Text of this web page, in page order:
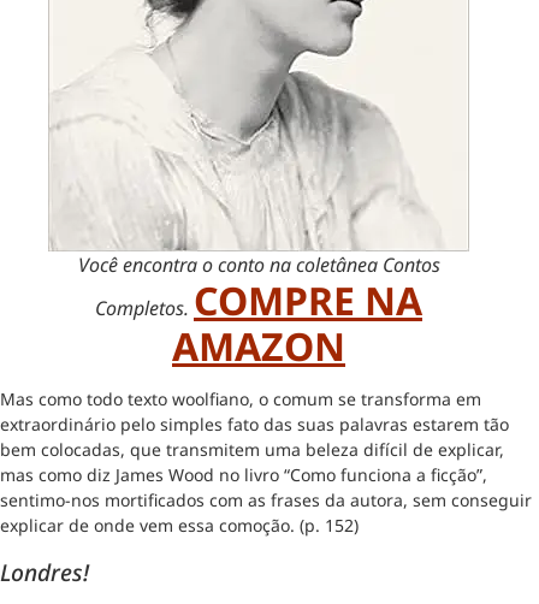
Você encontra o conto na coletânea Contos
Completos. COMPRE NA
AMAZON
Mas como todo texto woolfiano, o comum se transforma em
extraordinário pelo simples fato das suas palavras estarem tão
bem colocadas, que transmitem uma beleza difícil de explicar,
mas como diz James Wood no livro “Como funciona a ficção”,
sentimo-nos mortificados com as frases da autora, sem conseguir
explicar de onde vem essa comoção. (p. 152)
Londres!